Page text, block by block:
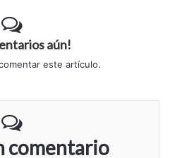
aún!
este artículo.
comentario